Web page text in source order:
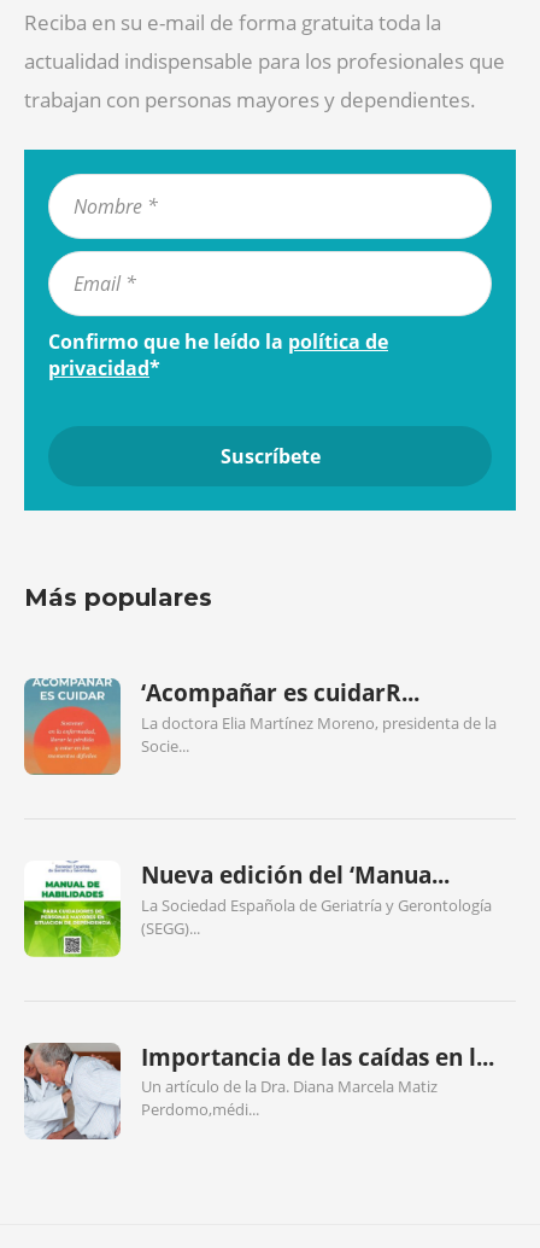
Reciba en su e-mail de forma gratuita toda la
actualidad indispensable para los profesionales que
trabajan con personas mayores y dependientes.
Confirmo que he leído la política de
privacidad*
Más populares
‘Acompañar es cuidarR...
La doctora Elia Martínez Moreno, presidenta de la
Socie...
Nueva edición del ‘Manua...
La Sociedad Española de Geriatría y Gerontología
(SEGG)...
Importancia de las caídas en l...
Un artículo de la Dra. Diana Marcela Matiz
Perdomo,médi...